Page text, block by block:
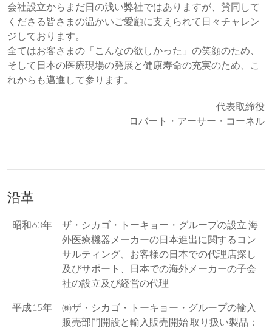
会社設立からまだ日の浅い弊社ではありますが、賛同して
くださる皆さまの温かいご愛顧に支えられて日々チャレン
ジしております。
全てはお客さまの「こんなの欲しかった」の笑顔のため、
そして日本の医療現場の発展と健康寿命の充実のため、こ
れからも邁進して参ります。
代表取締役
ロバート・アーサー・コーネル
沿革
昭和63年
ザ・シカゴ・トーキョー・グループの設立 海
外医療機器メーカーの日本進出に関するコン
サルティング、お客様の日本での代理店探し
及びサポート、日本での海外メーカーの子会
社の設立及び経営の代理
平成15年
㈱ザ・シカゴ・トーキョー・グループの輸入
販売部門開設と輸入販売開始 取り扱い製品：